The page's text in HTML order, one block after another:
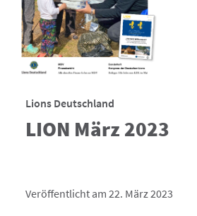
Lions Deutschland
LION März 2023
Veröffentlicht am 22. März 2023